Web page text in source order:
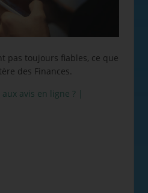
pas toujours fiables, ce que
des Finances.
avis en ligne ? |